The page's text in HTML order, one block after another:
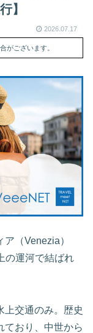
】
2026.07.17
がございます。
（Venezia）
の運河で結ばれ
上交通のみ。歴史
ており、中世から